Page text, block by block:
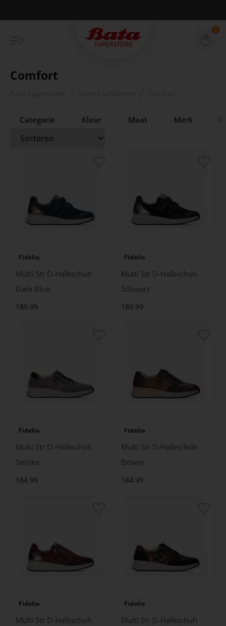
Betaal achteraf met Klarna 0
Comfort
Categorie Kleur Maat Merk
Fidelio
Multi Str D-Halbschuh
Dark Blue
189.99
Fidelio
Multi Str D-Halbschuh
Schwarz
189.99
Fidelio
Multi Str D-Halbschuh
Smoke
184.99
Fidelio
Multi Str D-Halbschuh
Brown
184.99
Fidelio
Multi Str D-Halbschuh
Fidelio
Multi Str D-Halbschuh